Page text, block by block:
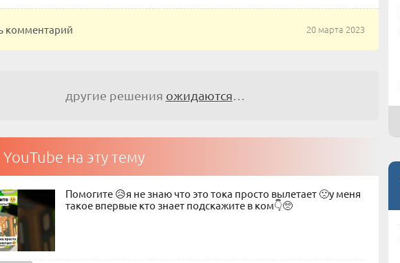
20 марта 2023
комментарий
другие решения ожидаются
на эту тему
Помогите 😥я не знаю что это тока просто вылетает 🙁у меня
такое впервые кто знает подскажите в ком👇🥺